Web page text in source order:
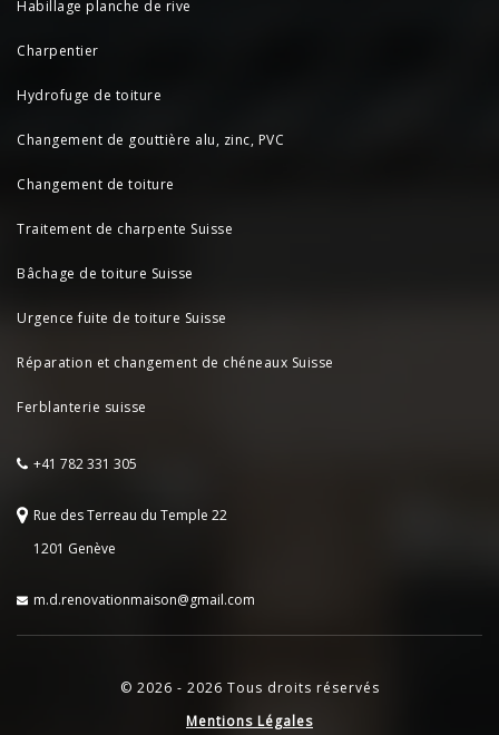
+41 782 331 305
Rue des Terreau du Temple 22
1201 Genève
m.d.renovationmaison@gmail.com
Habillage planche de rive
Charpentier
Hydrofuge de toiture
Changement de gouttière alu, zinc, PVC
Changement de toiture
Traitement de charpente Suisse
Bâchage de toiture Suisse
Urgence fuite de toiture Suisse
Réparation et changement de chéneaux Suisse
Ferblanterie suisse
© 2026 - 2026 Tous droits réservés
Mentions Légales